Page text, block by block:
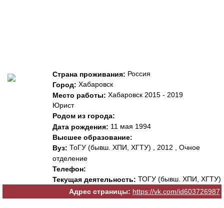
Страна проживания: Россия
Город: Хабаровск
Место работы: Хабаровск 2015 - 2019
Юрист
Родом из города:
Дата рождения: 11 мая 1994
Высшее образование:
Вуз: ТоГУ (бывш. ХПИ, ХГТУ) , 2012 , Очное
отделение
Телефон:
Текущая деятельность: ТОГУ (бывш. ХПИ, ХГТУ)
Адрес страницы: https://vk.com/id603726987